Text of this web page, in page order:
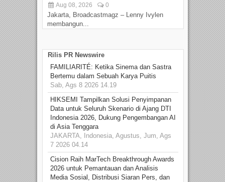
Aug 08, 2026 0
Jakarta, Broadcastmagz – Lenny Ivylen
membangun...
Rilis PR Newswire
FAMILIARITÉ: Ketika Sinema dan Sastra
Bertemu dalam Sebuah Karya Puitis
Sab, Ags 8 2026 14.19
HIKSEMI Tampilkan Solusi Penyimpanan
Data untuk Seluruh Skenario di Ajang DTI
Indonesia 2026, Dukung Pengembangan AI
di Asia Tenggara
JAKARTA, Indonesia, Agustus, Jum, Ags
7 2026 04.14
Cision Raih MarTech Breakthrough Awards
2026 untuk Pemantauan dan Analisis
Media Sosial, Distribusi Siaran Pers, dan